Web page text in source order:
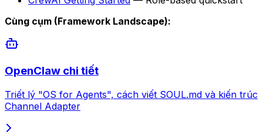
Cùng cụm (Framework Landscape):
OpenClaw chi tiết
Triết lý "OS for Agents", cách viết SOUL.md và kiến trúc
Channel Adapter